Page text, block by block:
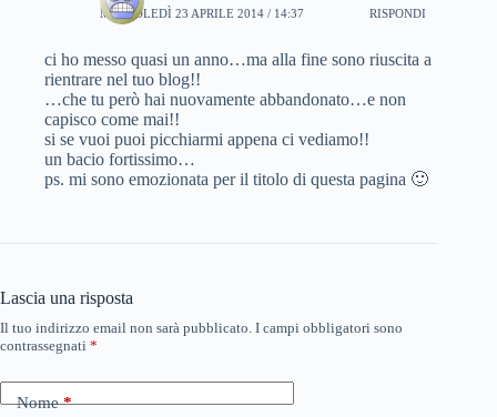
MERCOLEDÌ 23 APRILE 2014 / 14:37 RISPONDI
ci ho messo quasi un anno…ma alla fine sono riuscita a
rientrare nel tuo blog!!
…che tu però hai nuovamente abbandonato…e non
capisco come mai!!
si se vuoi puoi picchiarmi appena ci vediamo!!
un bacio fortissimo…
ps. mi sono emozionata per il titolo di questa pagina 🙂
Lascia una risposta
Il tuo indirizzo email non sarà pubblicato. I campi obbligatori sono
contrassegnati *
Nome*